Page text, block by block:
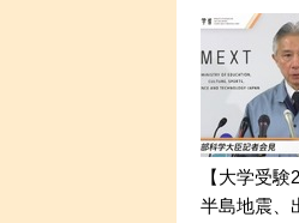
【大学受
半島地震、